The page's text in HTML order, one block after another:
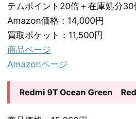
テムポイント20倍＋在庫処分30
Amazon価格：14,000円
買取ポケット：11,500円
商品ページ
Amazonページ
Redmi 9T Ocean Green